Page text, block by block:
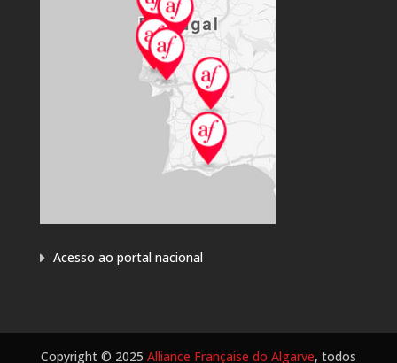
Acesso ao portal nacional
Copyright © 2025 Alliance Française do Algarve, todos